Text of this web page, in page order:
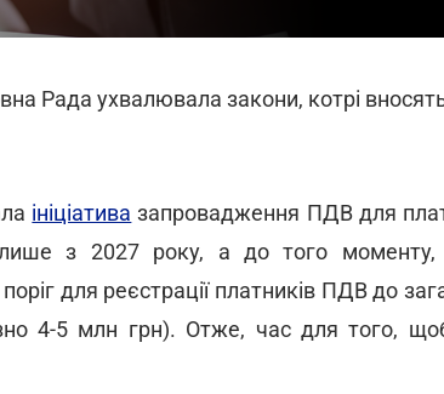
Рада ухвалювала закони, котрі
ініціатива запровадження ПДВ для
з 2027 року, а до того
для реєстрації платників ПДВ до
4-5 млн грн). Отже, час для того,